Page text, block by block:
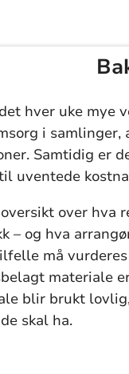
hver uke
i
Samtidig er
uventede
over hva
– og hva
må
materiale
blir brukt
skal ha.